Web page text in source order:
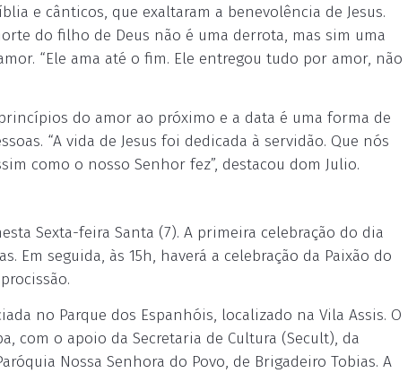
e cânticos, que exaltaram a benevolência de Jesus.
do filho de Deus não é uma derrota, mas sim uma
“Ele ama até o fim. Ele entregou tudo por amor, não
do amor ao próximo e a data é uma forma de
“A vida de Jesus foi dedicada à servidão. Que nós
como o nosso Senhor fez”, destacou dom Julio.
Sexta-feira Santa (7). A primeira celebração do dia
Em seguida, às 15h, haverá a celebração da Paixão do
no Parque dos Espanhóis, localizado na Vila Assis. O
com o apoio da Secretaria de Cultura (Secult), da
Nossa Senhora do Povo, de Brigadeiro Tobias. A